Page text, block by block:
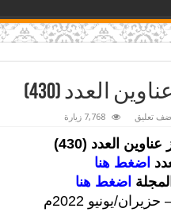
العدد (430)
تعليق 7,768 زيارة
عناوين العدد (430
)
اضغط هنا
اضغط هنا